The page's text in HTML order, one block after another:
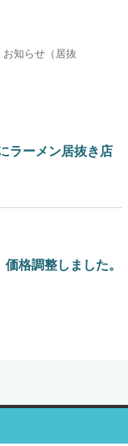
お知らせ（居抜
ラーメン居抜き店
格調整しました。